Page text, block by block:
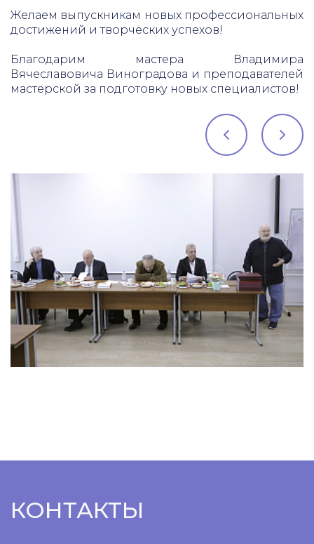
Желаем выпускникам новых профессиональных
достижений и творческих успехов!
Благодарим мастера Владимира
Вячеславовича Виноградова и преподавателей
мастерской за подготовку новых специалистов!
КОНТАКТЫ